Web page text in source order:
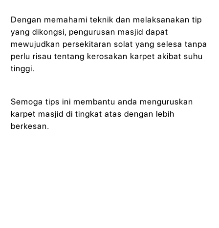
Dengan memahami teknik dan melaksanakan tip
yang dikongsi, pengurusan masjid dapat
mewujudkan persekitaran solat yang selesa tanpa
perlu risau tentang kerosakan karpet akibat suhu
tinggi.
Semoga tips ini membantu anda menguruskan
karpet masjid di tingkat atas dengan lebih
berkesan.